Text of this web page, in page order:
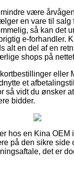
være
en vare til salg
så kan det
e-forhandler.
alt en del af en
shops på
eller
et
så vidt du ønsker
bidder.
hos en Kina OEM
på den sikre side
det er